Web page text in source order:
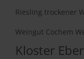
Riesling trockener
Weingut Cochem
Kloster